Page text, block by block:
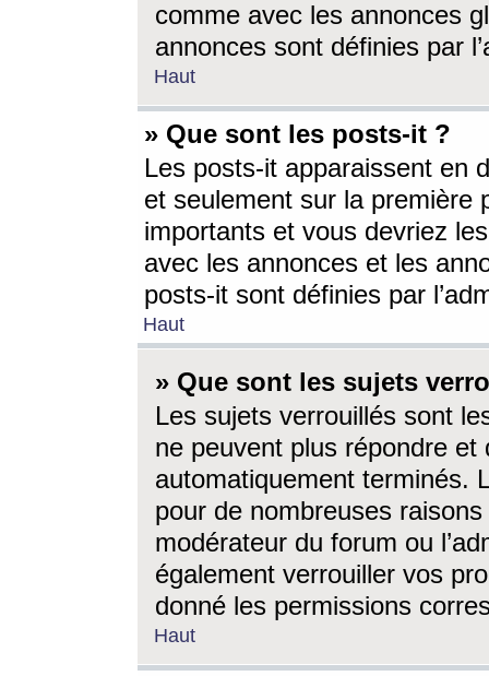
comme avec les annonces
annonces sont définies par
Haut
» Que sont les posts-it ?
Les posts-it apparaissent en
et seulement sur la première
importants et vous devriez
avec les annonces et les
posts-it sont définies par
Haut
» Que sont les sujets
Les sujets verrouillés sont
ne peuvent plus répondre
automatiquement terminés.
pour de nombreuses
modérateur du forum ou
également verrouiller vos
donné les permissions
Haut